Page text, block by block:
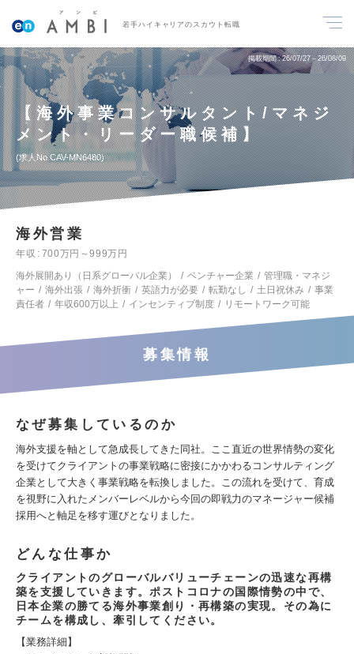
若手ハイキャリアのスカウト転職
掲載期間 26/07/27～26/08/09
【海外事業コンサルタント/マネジ
メント・リーダー職候補】
求人No.CAV-MN6480
海外営業
年収
700万円～999万円
海外展開あり（日系グローバル企業）
ベンチャー企業
管理職・マネジ
ャー
海外出張 海外折衝 英語力が必要 転勤なし 土日祝休み
事業
責任者
年収600万以上 インセンティブ制度 リモートワーク可能
募集情報
なぜ募集しているのか
海外支援を軸として急成長してきた同社。ここ直近の世界情勢の変化
を受けてクライアントの事業戦略に密接にかかわるコンサルティング
企業として大きく事業戦略を転換しました。この流れを受けて、育成
を視野に入れたメンバーレベルから今回の即戦力のマネージャー候補
採用へと軸足を移す運びとなりました。
どんな仕事か
クライアントのグローバルバリューチェーンの迅速な再構
築を支援していきます。ポストコロナの国際情勢の中で、
日本企業の勝てる海外事業創り・再構築の実現。その為に
チームを構成し、牽引してください。
【業務詳細】